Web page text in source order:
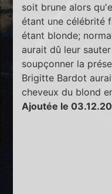
soit brune alors
étant une célébrité
étant blonde;
aurait dû leur
soupçonner la
Brigitte Bardot
cheveux du blond
Ajoutée le